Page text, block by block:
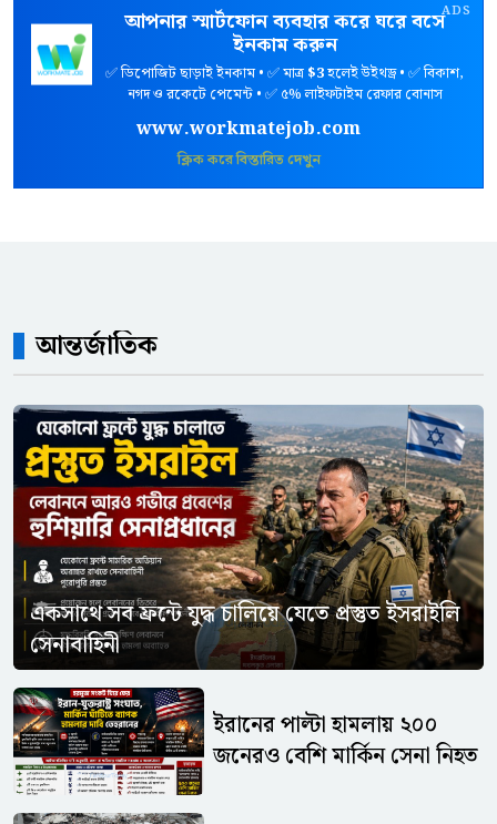
ADS
আপনার স্মার্টফোন ব্যবহার করে ঘরে বসে
ইনকাম করুন
✅ ডিপোজিট ছাড়াই ইনকাম • ✅ মাত্র$3হলেই উইথড্র • ✅ বিকাশ,
নগদ ও রকেটে পেমেন্ট • ✅ ৫% লাইফটাইম রেফার বোনাস
www.workmatejob.com
ক্লিক করে বিস্তারিত দেখুন
আন্তর্জাতিক
একসাথে সব ফ্রন্টে যুদ্ধ চালিয়ে যেতে প্রস্তুত ইসরাইলি
সেনাবাহিনী
ইরানের পাল্টা হামলায় ২০০
জনেরও বেশি মার্কিন সেনা নিহত